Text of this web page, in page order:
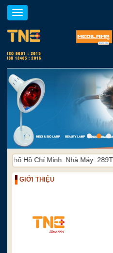
Toggle
navigation
Minh. Nhà Máy: 289T9 Đường
GIỚI THIỆU